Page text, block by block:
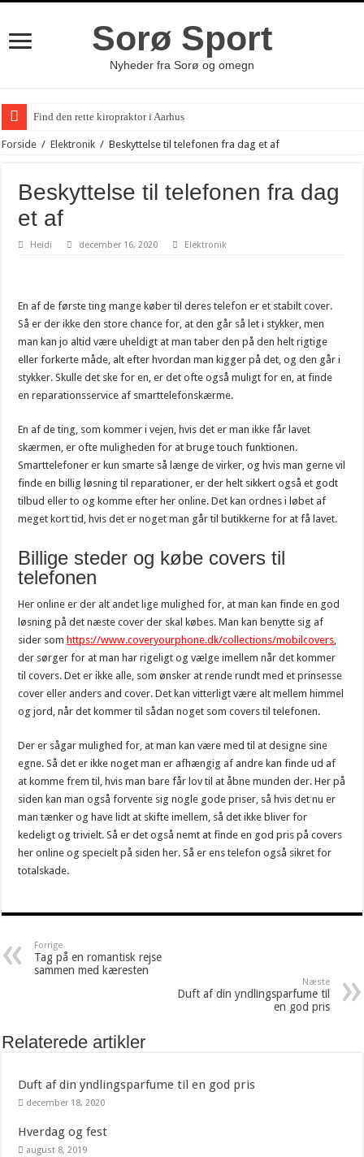
Sorø Sport
Nyheder fra Sorø og omegn
Find den rette kiropraktor i Aarhus
Vigtigheden af et Whistleblower System
Bagestål: En Uundgåelig Del af Dit Køkken
Find de bedste brugte biler til en god pris
Oplev Bangs Beauty for en Uforglemmelig Skønhedsoplevelse
Forståelse af laserterapi og dens anvendelser
Oplev romantikken i naturen med et ophold på Sogaardensunds
Effektiv brug af gaffeltrucks i lager og logistik
Forside / Elektronik / Beskyttelse til telefonen fra dag et af
Beskyttelse til telefonen fra dag
et af
Heidi december 16, 2020 Elektronik
En af de første ting mange køber til deres telefon er et stabilt cover.
Så er der ikke den store chance for, at den går så let i stykker, men
man kan jo altid være uheldigt at man taber den på den helt rigtige
eller forkerte måde, alt efter hvordan man kigger på det, og den går i
stykker. Skulle det ske for en, er det ofte også muligt for en, at finde
en reparationsservice af smarttelefonskærme.
En af de ting, som kommer i vejen, hvis det er man ikke får lavet
skærmen, er ofte muligheden for at bruge touch funktionen.
Smarttelefoner er kun smarte så længe de virker, og hvis man gerne vil
finde en billig løsning til reparationer, er der helt sikkert også et godt
tilbud eller to og komme efter her online. Det kan ordnes i løbet af
meget kort tid, hvis det er noget man går til butikkerne for at få lavet.
Billige steder og købe covers til
telefonen
Her online er der alt andet lige mulighed for, at man kan finde en god
løsning på det næste cover der skal købes. Man kan benytte sig af
sider som https://www.coveryourphone.dk/collections/mobilcovers,
der sørger for at man har rigeligt og vælge imellem når det kommer
til covers. Det er ikke alle, som ønsker at rende rundt med et prinsesse
cover eller anders and cover. Det kan vitterligt være alt mellem himmel
og jord, når det kommer til sådan noget som covers til telefonen.
Der er sågar mulighed for, at man kan være med til at designe sine
egne. Så det er ikke noget man er afhængig af andre kan finde ud af
at komme frem til, hvis man bare får lov til at åbne munden der. Her på
siden kan man også forvente sig nogle gode priser, så hvis det nu er
man tænker og have lidt at skifte imellem, så det ikke bliver for
kedeligt og trivielt. Så er det også nemt at finde en god pris på covers
her online og specielt på siden her. Så er ens telefon også sikret for
totalskade.
Forrige
Tag på en romantisk rejse
sammen med kæresten
Næste
Duft af din yndlingsparfume til
en god pris
Relaterede artikler
Duft af din yndlingsparfume til en god pris
december 18, 2020
Hverdag og fest
august 8, 2019